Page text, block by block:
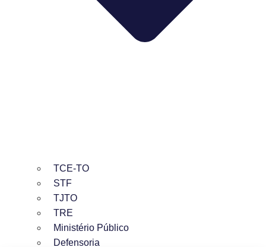
TCE-TO
STF
TJTO
TRE
Ministério Público
Defensoria